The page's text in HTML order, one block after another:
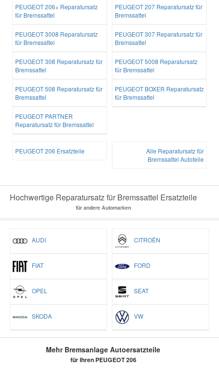
PEUGEOT 206+ Reparatursatz
für Bremssattel
PEUGEOT 207 Reparatursatz für
Bremssattel
PEUGEOT 3008 Reparatursatz
für Bremssattel
PEUGEOT 307 Reparatursatz für
Bremssattel
PEUGEOT 308 Reparatursatz für
Bremssattel
PEUGEOT 5008 Reparatursatz
für Bremssattel
PEUGEOT 508 Reparatursatz für
Bremssattel
PEUGEOT BOXER Reparatursatz
für Bremssattel
PEUGEOT PARTNER
Reparatursatz für Bremssattel
PEUGEOT 206 Ersatzteile
Alle Reparatursatz für
Bremssattel Autoteile
Hochwertige Reparatursatz für Bremssattel Ersatzteile
für andere Automarken
AUDI CITROËN
FIAT FORD
OPEL SEAT
SKODA VW
Mehr Bremsanlage Autoersatzteile
für Ihren PEUGEOT 206